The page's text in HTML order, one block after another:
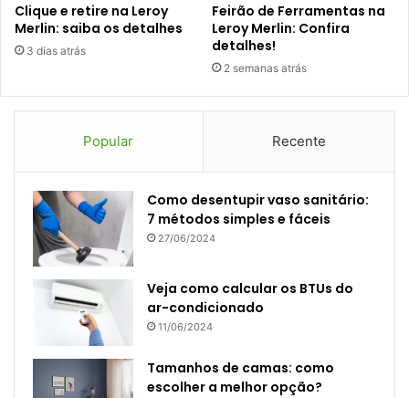
Clique e retire na Leroy
Merlin: saiba os detalhes
3 dias atrás
Feirão de Ferramentas na
Leroy Merlin: Confira
detalhes!
2 semanas atrás
Popular Recente
Como desentupir vaso sanitário:
7 métodos simples e fáceis
27/06/2024
Veja como calcular os BTUs do
ar-condicionado
11/06/2024
Tamanhos de camas: como
escolher a melhor opção?